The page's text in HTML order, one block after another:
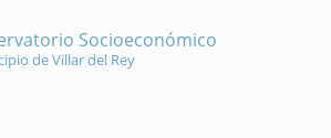
Socioeconómico
de Villar del Rey